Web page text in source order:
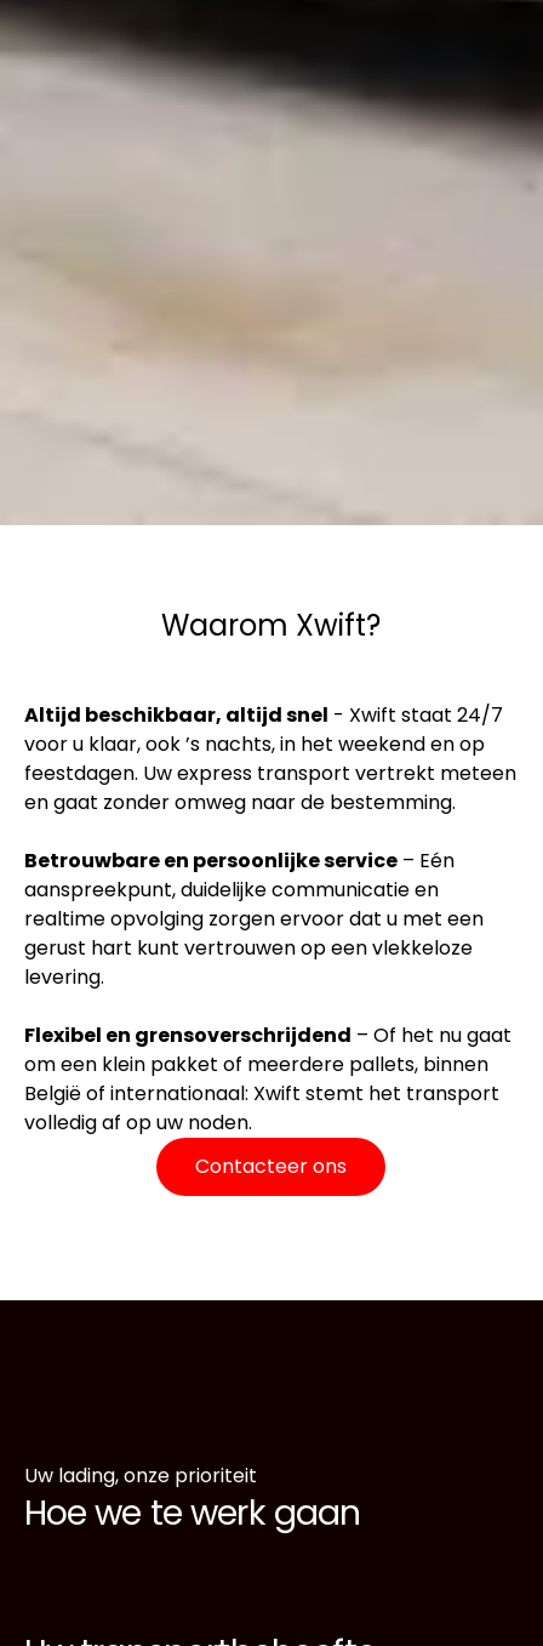
Waarom Xwift?
Altijd beschikbaar, altijd snel - Xwift staat 24/7
voor u klaar, ook ’s nachts, in het weekend en op
feestdagen. Uw express transport vertrekt meteen
en gaat zonder omweg naar de bestemming.
Betrouwbare en persoonlijke service– Eén
aanspreekpunt, duidelijke communicatie en
realtime opvolging zorgen ervoor dat u met een
gerust hart kunt vertrouwen op een vlekkeloze
levering.
Flexibel en grensoverschrijdend – Of het nu gaat
om een klein pakket of meerdere pallets, binnen
België of internationaal: Xwift stemt het transport
volledig af op uw noden.
Contacteer ons
Uw lading, onze prioriteit
Hoe we te werk gaan